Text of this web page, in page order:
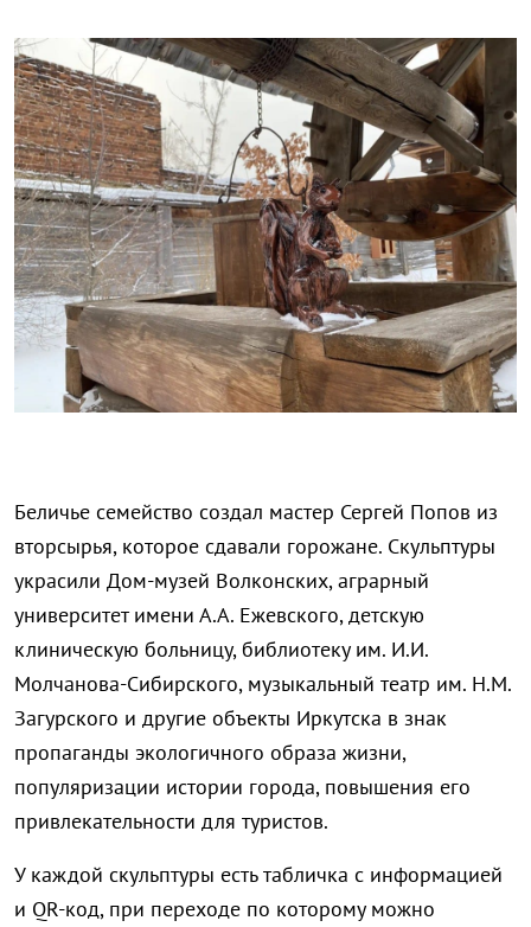
Беличье семейство создал мастер Сергей Попов из
вторсырья, которое сдавали горожане. Скульптуры
украсили Дом-музей Волконских, аграрный
университет имени А.А. Ежевского, детскую
клиническую больницу, библиотеку им. И.И.
Молчанова-Сибирского, музыкальный театр им. Н.М.
Загурского и другие объекты Иркутска в знак
пропаганды экологичного образа жизни,
популяризации истории города, повышения его
привлекательности для туристов.
У каждой скульптуры есть табличка с информацией
и QR-код, при переходе по которому можно